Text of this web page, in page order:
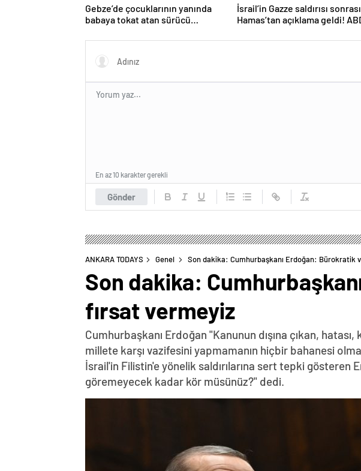
Gebze’de çocuklarının yanında
babaya tokat atan sürücü
İsrail’in Gazze saldırısı sonrası
Hamas’tan açıklama geldi!
Gönder
En az 10 karakter gerekli
ANKARA TODAYS Genel Son dakika: Cumhurbaşkanı Erdoğan: Bürokratik
Son dakika:
fırsat vermeyiz
Cumhurbaşkanı Erdoğan "Kanunun dışına çıkan,
millete karşı vazifesini yapmamanın hiçbir bahanesi
İsrail'in Filistin'e yönelik saldırılarına sert tepki gösteren
göremeyecek kadar kör müsünüz?" dedi.